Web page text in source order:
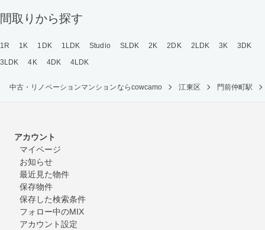
間取りから探す
1R 1K 1DK 1LDK Studio SLDK 2K 2DK 2LDK 3K
3DK
3LDK
4K 4DK 4LDK
中古・リノベーションマンションならcowcamo 江東区 門前仲町駅
アカウント
マイページ
お知らせ
最近見た物件
保存物件
保存した検索条件
フォロー中のMIX
アカウント設定